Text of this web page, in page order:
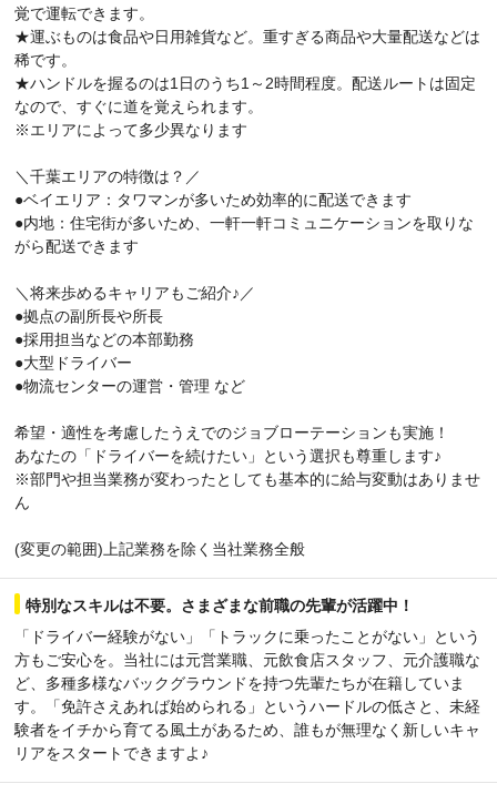
覚で運転できます。
★運ぶものは食品や日用雑貨など。重すぎる商品や大量配送などは
稀です。
★ハンドルを握るのは1日のうち1～2時間程度。配送ルートは固定
なので、すぐに道を覚えられます。
※エリアによって多少異なります
＼千葉エリアの特徴は？／
●ベイエリア：タワマンが多いため効率的に配送できます
●内地：住宅街が多いため、一軒一軒コミュニケーションを取りな
がら配送できます
＼将来歩めるキャリアもご紹介♪／
●拠点の副所長や所長
●採用担当などの本部勤務
●大型ドライバー
●物流センターの運営・管理 など
希望・適性を考慮したうえでのジョブローテーションも実施！
あなたの「ドライバーを続けたい」という選択も尊重します♪
※部門や担当業務が変わったとしても基本的に給与変動はありませ
ん
(変更の範囲)上記業務を除く当社業務全般
特別なスキルは不要。さまざまな前職の先輩が活躍中！
「ドライバー経験がない」「トラックに乗ったことがない」という
方もご安心を。当社には元営業職、元飲食店スタッフ、元介護職な
ど、多種多様なバックグラウンドを持つ先輩たちが在籍していま
す。「免許さえあれば始められる」というハードルの低さと、未経
験者をイチから育てる風土があるため、誰もが無理なく新しいキャ
リアをスタートできますよ♪